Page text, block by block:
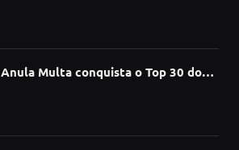
Anula Multa conquista o Top 30 do